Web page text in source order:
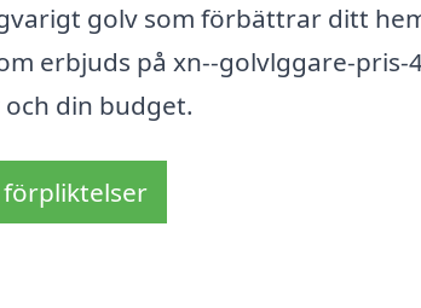
golv som förbättrar ditt
erbjuds på xn--golvlggare-
din budget.
förpliktelser